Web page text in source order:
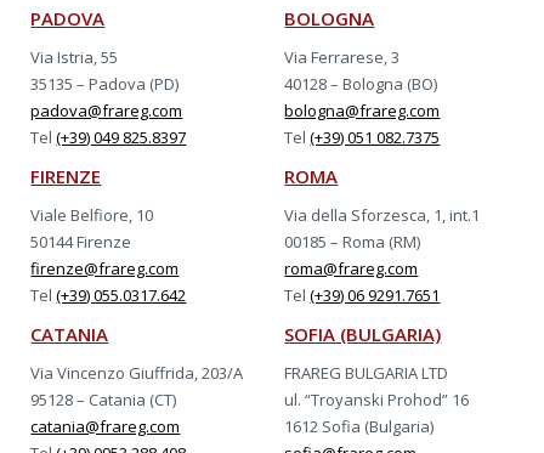
PADOVA
Via Istria, 55
35135 – Padova (PD)
padova@frareg.com
Tel(+39) 049 825.8397
BOLOGNA
Via Ferrarese, 3
40128 – Bologna (BO)
bologna@frareg.com
Tel(+39) 051 082.7375
FIRENZE
Viale Belfiore, 10
50144 Firenze
firenze@frareg.com
Tel(+39) 055.0317.642
ROMA
Via della Sforzesca, 1, int.1
00185 – Roma (RM)
roma@frareg.com
Tel(+39) 06 9291.7651
CATANIA
Via Vincenzo Giuffrida, 203/A
95128 – Catania (CT)
catania@frareg.com
SOFIA (BULGARIA)
FRAREG BULGARIA LTD
ul. “Troyanski Prohod” 16
1612 Sofia (Bulgaria)